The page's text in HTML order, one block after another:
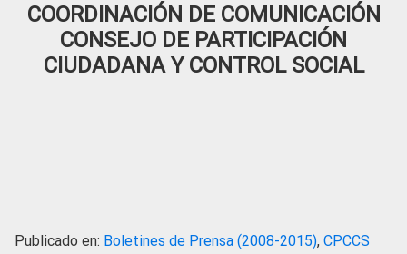
COORDINACIÓN DE COMUNICACIÓN
CONSEJO DE PARTICIPACIÓN
CIUDADANA Y CONTROL SOCIAL
Publicado en: Boletines de Prensa (2008-2015), CPCCS